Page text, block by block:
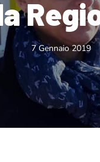
7 Gennaio 2019